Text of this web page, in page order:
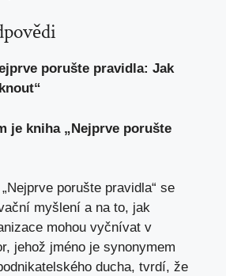
porušte pravidla: Jak
je kniha „Nejprve porušte
porušte pravidla“ se
myšlení a na to, jak
mohou vyčnívat v
jehož jméno je synonymem
ducha, tvrdí, že